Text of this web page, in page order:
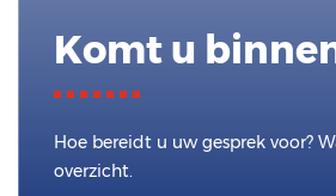
Komt u
Hoe bereidt u uw gesprek voor?
overzicht.